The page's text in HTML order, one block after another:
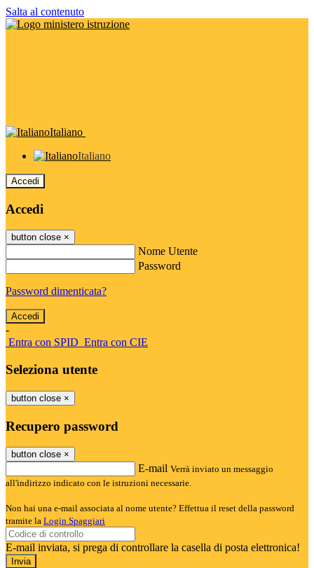
Salta al contenuto
Italiano
Italiano
Accedi
Accedi
button close ×
Nome Utente
Password
Password dimenticata?
-
Entra con SPID Entra con CIE
Seleziona utente
button close ×
Recupero password
button close ×
E-mail Verrà inviato un messaggio
all'indirizzo indicato con le istruzioni necessarie.
Non hai una e-mail associata al nome utente? Effettua il reset della password
tramite la Login Spaggiari
E-mail inviata, si prega di controllare la casella di posta elettronica!